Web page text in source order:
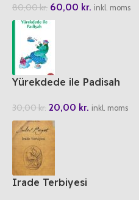
80,00kr. 60,00 kr. inkl. moms
Yürekdede ile Padisah
30,00kr. 20,00 kr. inkl. moms
Irade Terbiyesi